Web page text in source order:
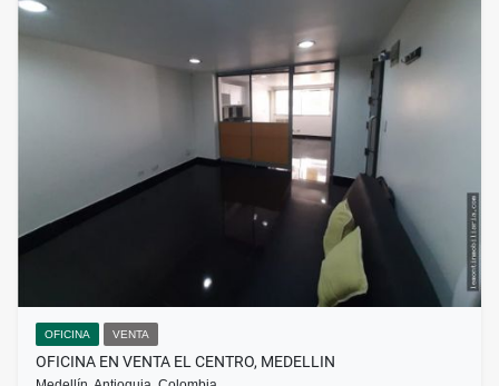
OFICINA VENTA
OFICINA EN VENTA EL CENTRO, MEDELLIN